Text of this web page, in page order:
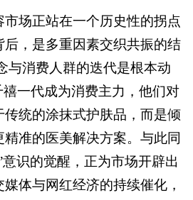
场正站在一个历史性的拐点
后，是多重因素交织共振的结
与消费人群的迭代是根本动
一代成为消费主力，他们对
传统的涂抹式护肤品，而是倾
准的医美解决方案。与此同
意识的觉醒，正为市场开辟出
体与网红经济的持续催化，